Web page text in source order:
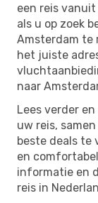
een reis
als u op zoek
Amsterdam te
het juiste
naar
Lees verder
uw reis,
beste deals te
en
informatie en
reis in